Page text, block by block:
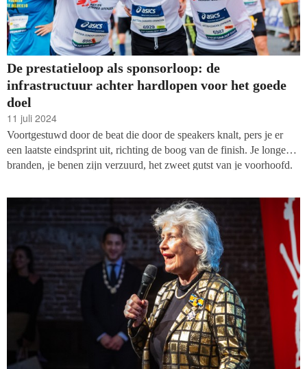
De prestatieloop als sponsorloop: de
infrastructuur achter hardlopen voor het goede
doel
11 juli 2024
Voortgestuwd door de beat die door de speakers knalt, pers je er
een laatste eindsprint uit, richting de boog van de finish. Je longen
branden, je benen zijn verzuurd, het zweet gutst van je voorhoofd.
het is gelukt. Een persoonlijke overwinning, die ook nog eens geld
opgebracht heeft.